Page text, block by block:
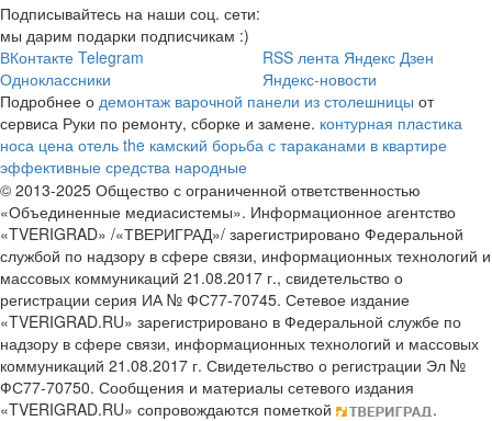
Подписывайтесь на наши соц. сети:
мы дарим подарки подписчикам :)
ВКонтакте Telegram
Одноклассники
RSS лента Яндекс Дзен
Яндекс-новости
Подробнее о демонтаж варочной панели из столешницы от
сервиса Руки по ремонту, сборке и замене. контурная пластика
носа цена отель the камский борьба с тараканами в квартире
эффективные средства народные
© 2013-2025 Общество с ограниченной ответственностью
«Объединенные медиасистемы». Информационное агентство
«TVERIGRAD» /«ТВЕРИГРАД»/ зарегистрировано Федеральной
службой по надзору в сфере связи, информационных технологий и
массовых коммуникаций 21.08.2017 г., свидетельство о
регистрации серия ИА № ФС77-70745. Сетевое издание
«TVERIGRAD.RU» зарегистрировано в Федеральной службе по
надзору в сфере связи, информационных технологий и массовых
коммуникаций 21.08.2017 г. Свидетельство о регистрации Эл №
ФС77-70750. Сообщения и материалы сетевого издания
«TVERIGRAD.RU» сопровождаются пометкой
.